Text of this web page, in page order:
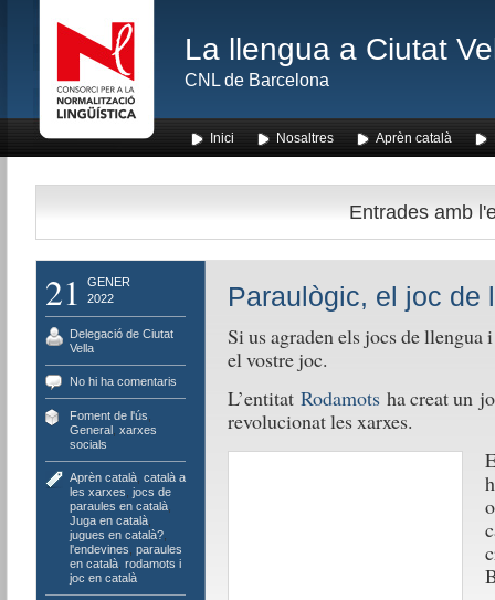
La llengua a Ciutat
CNL de Barcelona
Inici Nosaltres Aprèn català
Entrades amb
21
GENER
2022
Delegació de Ciutat
Vella
No hi ha comentaris
Foment de l'ús
General, xarxes
socials
Aprèn català, català a
les xarxes jocs de
paraules en català,
Juga en català,
jugues en català?,
l'endevines paraules
en català, rodamots i
joc en català
Paraulògic, el joc de
Si us agraden els jocs de llengua
el vostre joc.
L’entitat Rodamotsha creat un
revolucionat les xarxes.